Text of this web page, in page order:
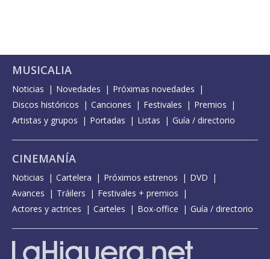
MUSICALIA
Noticias Novedades
Próximas novedades
Discos históricos
Canciones Festivales
Premios
Artistas y grupos
Portadas Listas Guía / directorio
CINEMANÍA
Noticias Cartelera Próximos estrenos
DVD
Avances
Tráilers
Festivales + premios
Actores y actrices
Carteles Box-office Guía / directorio